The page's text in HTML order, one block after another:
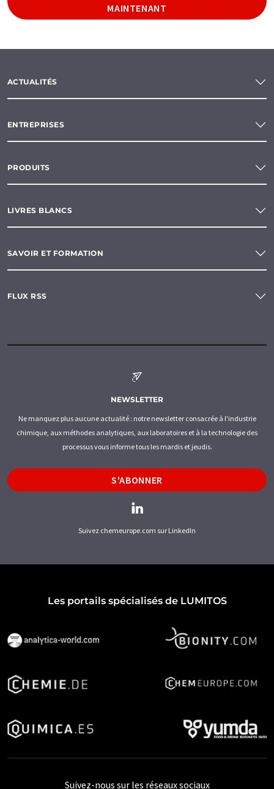
MAINTENANT
ACTUALITÉS
ENTREPRISES
PRODUITS
LIVRES BLANCS
SAVOIR ET FORMATION
FLUX RSS
NEWSLETTER
Ne manquez plus aucune actualité : notre newsletter consacrée à l'industrie
chimique, aux méthodes analytiques, aux laboratoires et à la technologie des
processus vous informe tous les mardis et jeudis.
S'ABONNER
Suivez chemeurope.com sur LinkedIn
Les portails spécialisés de LUMITOS
Suivez-nous sur les réseaux sociaux